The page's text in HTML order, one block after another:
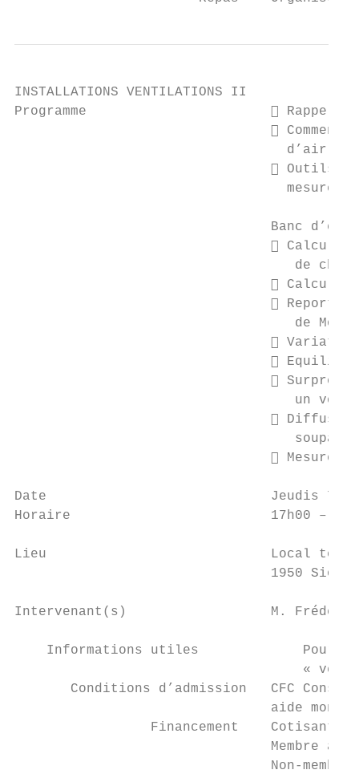
INSTALLATIONS VENTILATIONS II
Programme                        Rappel des
 Comment
                                  d’air
 Outils
mesures
Banc
 Calcul
de
 Calcul
 Report
de



un

 Mesures
Date                            Jeudis 7 et
Horaire                         17h00 –
Lieu                            Local tec-
                                1950 Sion
Intervenant(s)                  M. Frédéric
Informations utiles             Pour
«
Conditions d’admission   CFC
aide
Financement    Cotisant
Membre
Non-